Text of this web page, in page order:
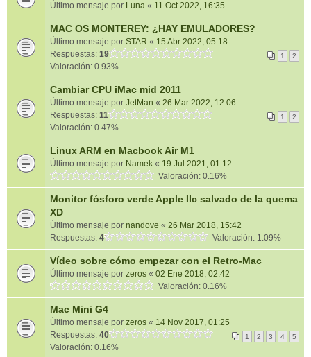
Último mensaje por Luna « 11 Oct 2022, 16:35
MAC OS MONTEREY: ¿HAY EMULADORES?
Último mensaje por STAR « 15 Abr 2022, 05:18
Respuestas: 19 1 2
Valoración: 0.93%
Cambiar CPU iMac mid 2011
Último mensaje por JetMan « 26 Mar 2022, 12:06
Respuestas: 11 1 2
Valoración: 0.47%
Linux ARM en Macbook Air M1
Último mensaje por Namek « 19 Jul 2021, 01:12
Valoración: 0.16%
Monitor fósforo verde Apple IIc salvado de la quema
XD
Último mensaje por nandove « 26 Mar 2018, 15:42
Respuestas: 4 Valoración: 1.09%
Vídeo sobre cómo empezar con el Retro-Mac
Último mensaje por zeros « 02 Ene 2018, 02:42
Valoración: 0.16%
Mac Mini G4
Último mensaje por zeros « 14 Nov 2017, 01:25
Respuestas: 40 1 2 3 4 5
Valoración: 0.16%